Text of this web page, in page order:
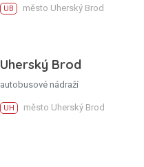
UB město Uherský Brod
Uherský Brod
autobusové nádraží
UH město Uherský Brod